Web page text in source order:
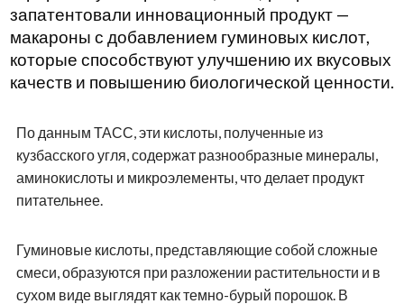
запатентовали инновационный продукт —
макароны с добавлением гуминовых кислот,
которые способствуют улучшению их вкусовых
качеств и повышению биологической ценности.
По данным ТАСС, эти кислоты, полученные из
кузбасского угля, содержат разнообразные минералы,
аминокислоты и микроэлементы, что делает продукт
питательнее.
Гуминовые кислоты, представляющие собой сложные
смеси, образуются при разложении растительности и в
сухом виде выглядят как темно-бурый порошок. В